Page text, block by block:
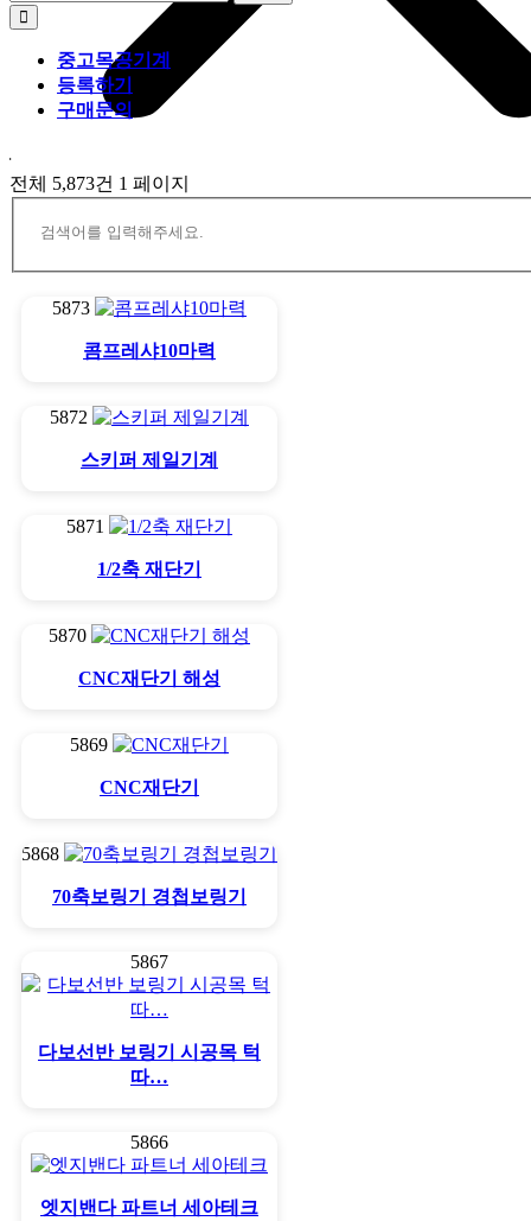
중고목공기계
등록하기
구매문의
전체 5,873건 1 페이지
5873
콤프레샤10마력
5872
스키퍼 제일기계
5871
1/2축 재단기
5870
CNC재단기 해성
5869
CNC재단기
5868
70축보링기 경첩보링기
5867
다보선반 보링기 시공목 턱
따…
5866
엣지밴다 파트너 세아테크